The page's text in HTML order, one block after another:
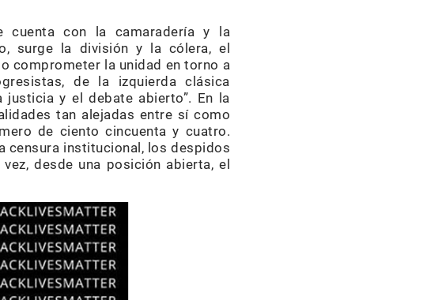
cuenta con la camaradería y la
surge la división y la cólera, el
comprometer la unidad en torno a
de la izquierda clásica
justicia y el debate abierto”. En la
tan alejadas entre sí como
de ciento cincuenta y cuatro.
censura institucional, los despidos
desde una posición abierta, el